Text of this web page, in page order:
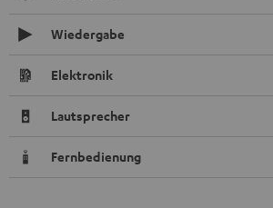
Wiedergabe
Elektronik
Lautsprecher
Fernbedienung